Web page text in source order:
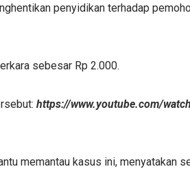
penyidikan terhadap
sebesar Rp 2.000.
https://www.youtube.com/
memantau kasus ini, menyatakan